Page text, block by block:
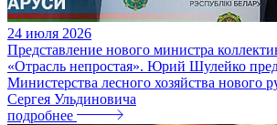
24 июля 2026
Представление нового министра
«Отрасль непростая». Юрий Шулейко
Министерства лесного хозяйства нового
Сергея Ульдиновича
подробнее